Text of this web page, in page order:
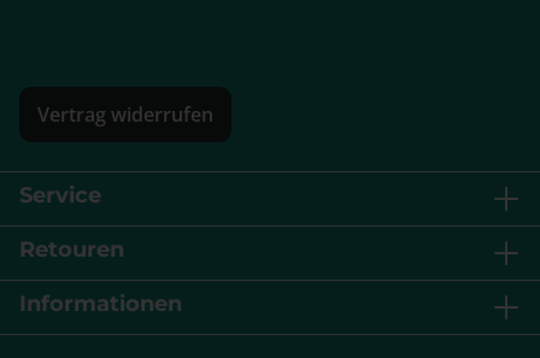
Vertrag widerrufen
Service
Retouren
Informationen